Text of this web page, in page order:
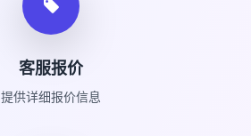
客服报价
提供详细报价信息